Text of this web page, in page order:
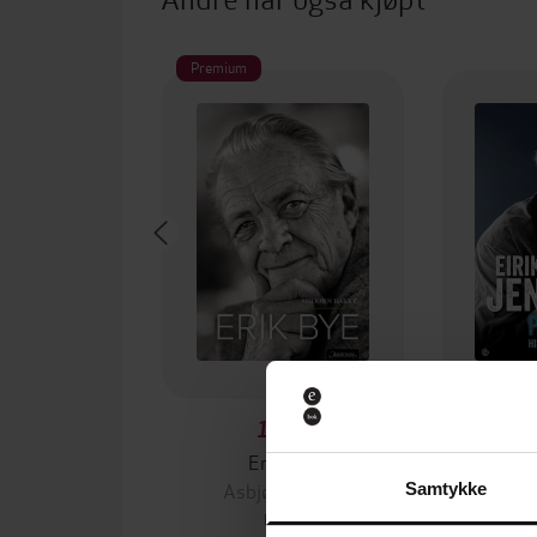
Samtykke
Premium
179,-
Erik Bye
Asbjørn Bakke
EBOK